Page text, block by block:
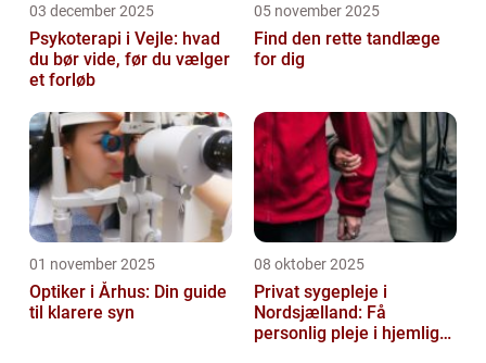
03 december 2025
Psykoterapi i Vejle: hvad
du bør vide, før du vælger
et forløb
05 november 2025
Find den rette tandlæge
for dig
01 november 2025
Optiker i Århus: Din guide
til klarere syn
08 oktober 2025
Privat sygepleje i
Nordsjælland: Få
personlig pleje i hjemlige